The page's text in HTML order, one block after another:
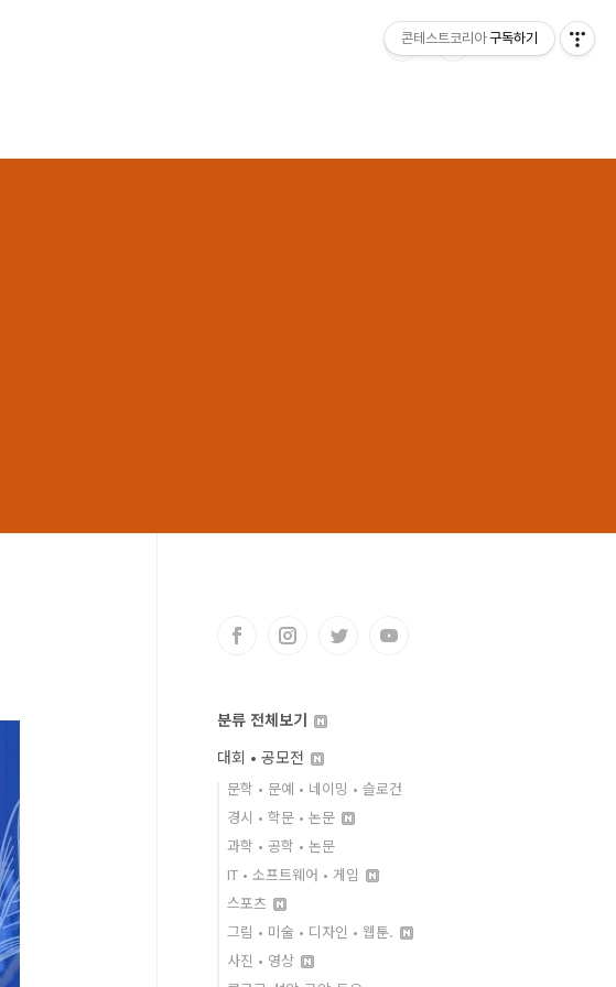
분류 전체보기
대회 • 공모전
문학 • 문예 • 네이밍 • 슬로건
경시 • 학문 • 논문
과학 • 공학 • 논문
IT • 소프트웨어 • 게임
스포츠
그림 • 미술 • 디자인 • 웹툰.
사진 • 영상
콘테스트코리아 구독하기